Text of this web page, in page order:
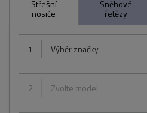
Střešní
nosiče
Sněhové
řetězy
1 Výběr značky
2 Zvolte model